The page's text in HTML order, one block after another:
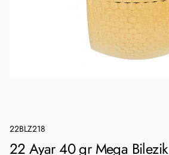
22BLZ218
22 Ayar 40 gr Mega